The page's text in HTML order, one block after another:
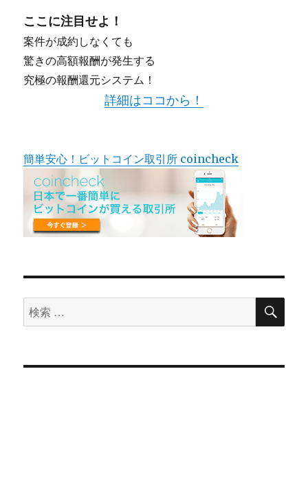
ここに注目せよ！
案件が成約しなくても
驚きの高額報酬が発生する
究極の報酬還元システム！
詳細はココから！
簡単安心！ビットコイン取引所 coincheck
検
索
象:
検